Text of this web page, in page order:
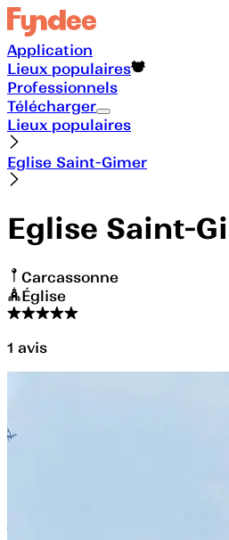
Application
Lieux populaires
Professionnels
Télécharger
Lieux populaires
Eglise Saint-Gimer
Eglise Saint-
Carcassonne
Église
1 avis